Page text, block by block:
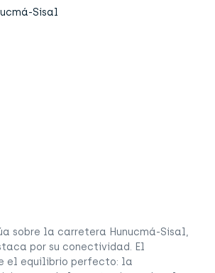
Sisal
sobre la carretera Hunucmá-Sisal,
por su conectividad. El
el equilibrio perfecto: la